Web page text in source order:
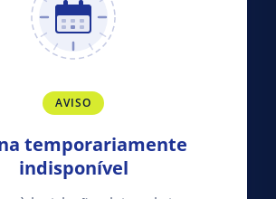
AVISO
temporariamente
indisponível